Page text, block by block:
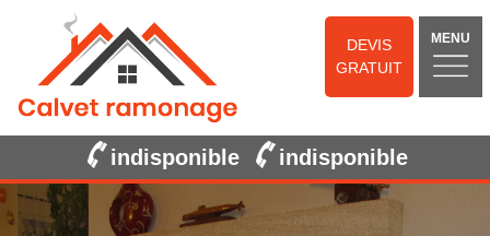
DEVIS
GRATUIT
MENU
indisponible indisponible